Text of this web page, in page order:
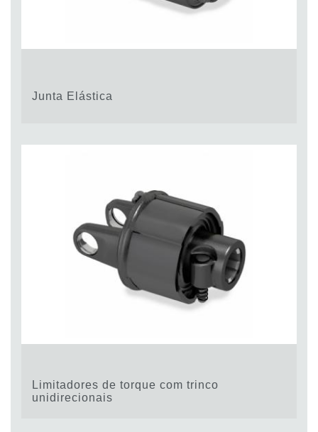
Junta Elástica
Limitadores de torque com trinco
unidirecionais